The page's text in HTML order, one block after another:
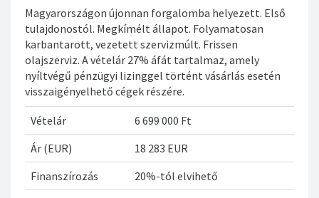
Magyarországon újonnan forgalomba helyezett. Első
tulajdonostól. Megkímélt állapot. Folyamatosan
karbantarott, vezetett szervizmúlt. Frissen
olajszerviz. A vételár 27% áfát tartalmaz, amely
nyíltvégű pénzügyi lizinggel történt vásárlás esetén
visszaigényelhető cégek részére.
Vételár
6 699 000 Ft
Ár (EUR)
18 283 EUR
Finanszírozás
20%-tól elvihető